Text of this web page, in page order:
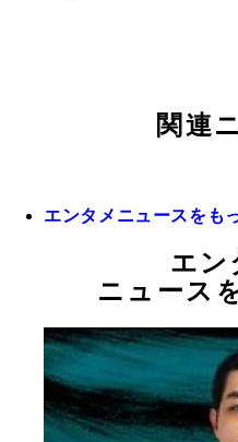
関連
エンタメニュースをも
エン
ニュース